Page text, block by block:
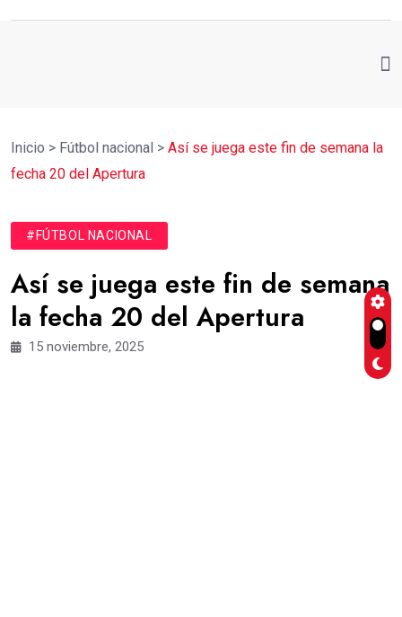
Inicio > Fútbol nacional > Así se juega este fin de semana la
fecha 20 del Apertura
#FÚTBOL NACIONAL
Así se juega este fin de semana
la fecha 20 del Apertura
15 noviembre, 2025